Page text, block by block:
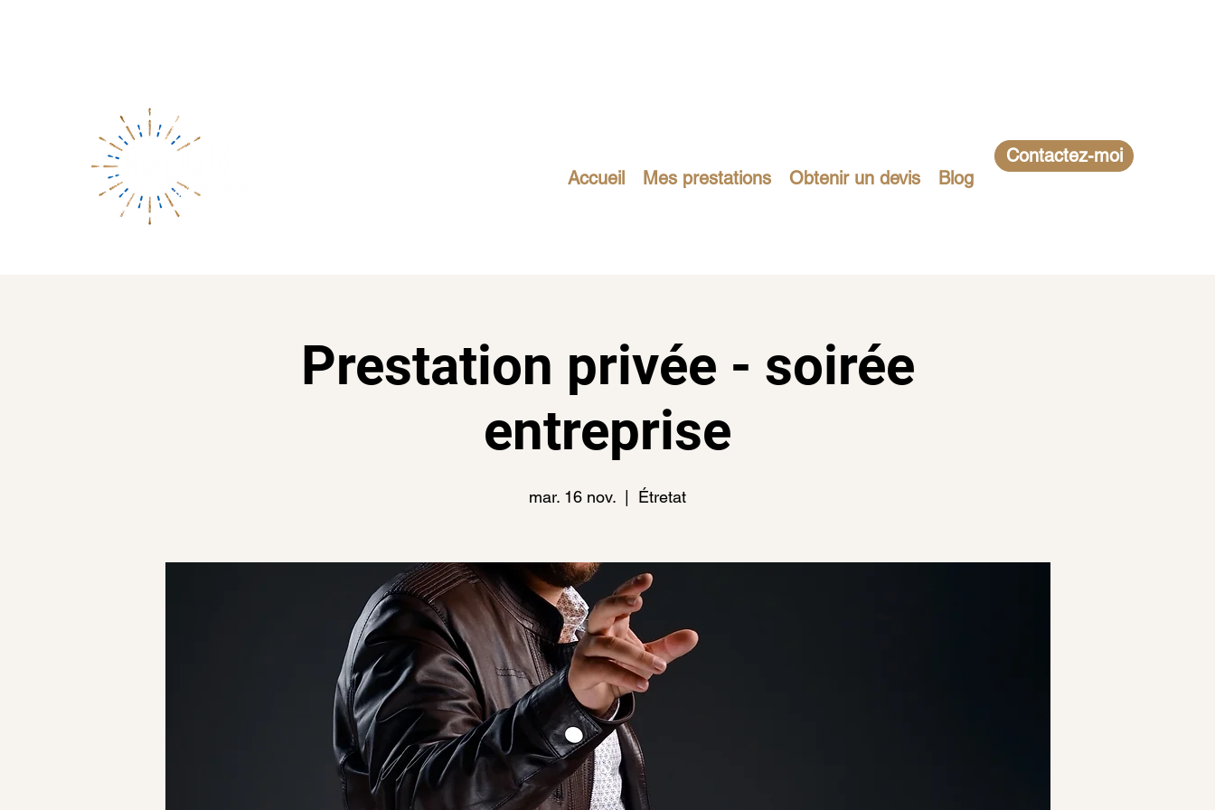
Accueil Mes prestations Obtenir un devis Blog
Contactez-moi
Prestation privée - soirée
entreprise
mar. 16 nov. Étretat